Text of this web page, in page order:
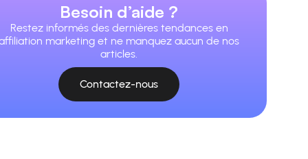
Besoin d’aide ?
Restez informés des dernières tendances en
marketing et ne manquez aucun de nos
articles.
Contactez-nous